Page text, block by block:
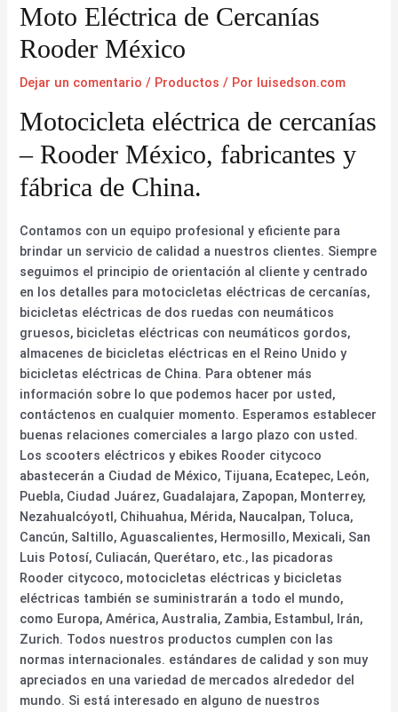
Moto Eléctrica de Cercanías
Rooder México
Dejar un comentario / Productos / Por luisedson.com
Motocicleta eléctrica de cercanías
– Rooder México, fabricantes y
fábrica de China.
Contamos con un equipo profesional y eficiente para
brindar un servicio de calidad a nuestros clientes. Siempre
seguimos el principio de orientación al cliente y centrado
en los detalles para motocicletas eléctricas de cercanías,
bicicletas eléctricas de dos ruedas con neumáticos
gruesos, bicicletas eléctricas con neumáticos gordos,
almacenes de bicicletas eléctricas en el Reino Unido y
bicicletas eléctricas de China. Para obtener más
información sobre lo que podemos hacer por usted,
contáctenos en cualquier momento. Esperamos establecer
buenas relaciones comerciales a largo plazo con usted.
Los scooters eléctricos y ebikes Rooder citycoco
abastecerán a Ciudad de México, Tijuana, Ecatepec, León,
Puebla, Ciudad Juárez, Guadalajara, Zapopan, Monterrey,
Nezahualcóyotl, Chihuahua, Mérida, Naucalpan, Toluca,
Cancún, Saltillo, Aguascalientes, Hermosillo, Mexicali, San
Luis Potosí, Culiacán, Querétaro, etc., las picadoras
Rooder citycoco, motocicletas eléctricas y bicicletas
eléctricas también se suministrarán a todo el mundo,
como Europa, América, Australia, Zambia, Estambul, Irán,
Zurich. Todos nuestros productos cumplen con las
normas internacionales. estándares de calidad y son muy
apreciados en una variedad de mercados alrededor del
mundo. Si está interesado en alguno de nuestros